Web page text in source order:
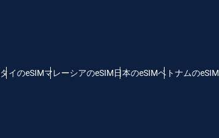
タイのeSIMマレーシアのeSIM日本のeSIMベトナムのeSIM